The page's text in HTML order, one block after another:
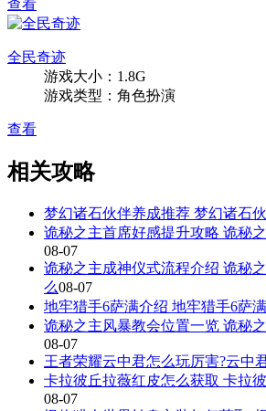
查看
全民奇迹
游戏大小：1.8G
游戏类型：角色扮演
查看
相关攻略
梦幻诸石伙伴养成推荐 梦幻诸石
诡秘之主首席好感提升攻略 诡秘
08-07
诡秘之主成神仪式流程介绍 诡秘
么08-07
地牢猎手6萨满介绍 地牢猎手6萨
诡秘之主风暴教会位置一览 诡秘
08-07
王者荣耀云中君怎么玩厉害?云中
卡拉彼丘拉薇红皮怎么获取 卡拉
08-07